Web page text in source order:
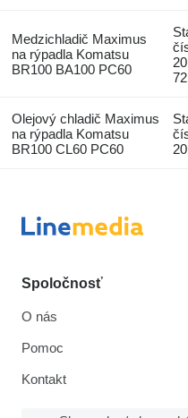
Medzichladič Maximus
na rýpadla Komatsu
BR100 BA100 PC60
Olejový chladič Maximus
na rýpadla Komatsu
BR100 CL60 PC60
Spoločnosť
O nás
Pomoc
Kontakt